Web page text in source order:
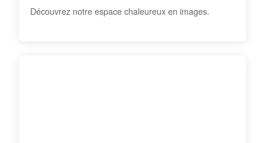
Découvrez notre espace chaleureux en images.